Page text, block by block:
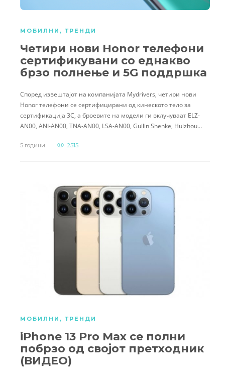
МОБИЛНИ , ТРЕНДИ
Четири нови Honor телефони
сертификувани со еднакво
брзо полнење и 5G поддршка
Според извештајот на компанијата Mydrivers, четири нови
Honor телефони се сертифицирани од кинеското тело за
сертификација 3C, а броевите на модели ги вклучуваат ELZ-
AN00, ANI-AN00, TNA-AN00, LSA-AN00, Guilin Shenke, Huizhou…
5 години 2515
МОБИЛНИ , ТРЕНДИ
iPhone 13 Pro Max се полни
побрзо од својот претходник
(ВИДЕО)